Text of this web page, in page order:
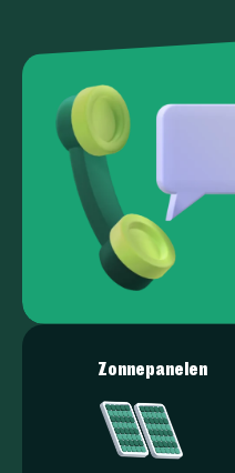
Zonnepanelen